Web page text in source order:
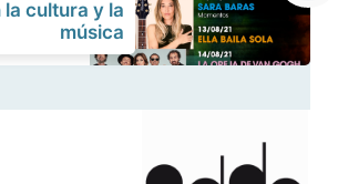
la cultura y la
música